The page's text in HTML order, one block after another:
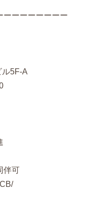
ーーーーーーーー
ル5F-A
伴可